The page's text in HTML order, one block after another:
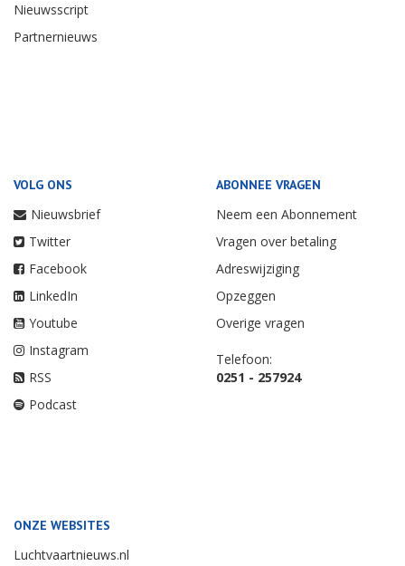
Nieuwsscript
Partnernieuws
VOLG ONS
Nieuwsbrief
Twitter
Facebook
LinkedIn
Youtube
Instagram
RSS
Podcast
ABONNEE VRAGEN
Neem een Abonnement
Vragen over betaling
Adreswijziging
Opzeggen
Overige vragen
Telefoon:
0251 - 257924
ONZE WEBSITES
Luchtvaartnieuws.nl